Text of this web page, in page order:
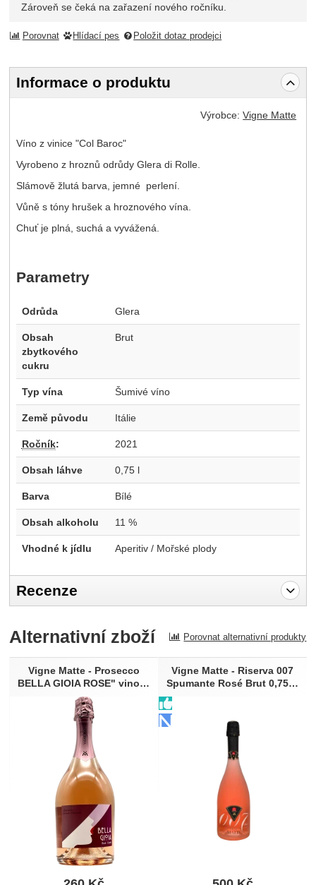
Zároveň se čeká na zařazení nového ročníku.
Porovnat Hlídací pes Položit dotaz prodejci
Informace o produktu
Výrobce:Vigne Matte
Víno z vinice "Col Baroc"
Vyrobeno z hroznů odrůdy Glera di Rolle.
Slámově žlutá barva, jemné perlení.
Vůně s tóny hrušek a hroznového vína.
Chuť je plná, suchá a vyvážená.
Parametry
Odrůda Glera
Obsah
zbytkového
cukru
Brut
Typ vína Šumivé víno
Země původu Itálie
Ročník: 2021
Obsah láhve 0,75 l
Barva Bílé
Obsah alkoholu 11 %
Vhodné k jídlu Aperitiv / Mořské plody
Recenze
Recenze
Nebyla přidána žádná recenze.
Alternativní zboží Porovnat alternativní produkty
Vigne Matte - Prosecco
BELLA GIOIA ROSE" vino…
Vigne Matte - Riserva 007
Spumante Rosé Brut 0,75…